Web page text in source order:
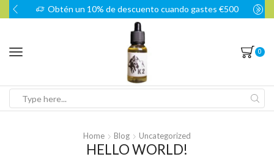
Obtén un 10% de descuento cuando gastes €500
0
Home Blog Uncategorized
HELLO WORLD!